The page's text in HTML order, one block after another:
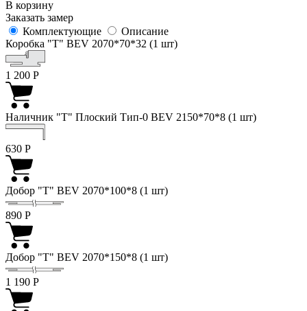
В корзину
Заказать замер
Комплектующие
Описание
Коробка "Т" BEV 2070*70*32 (1 шт)
1 200 Р
Наличник "Т" Плоский Тип-0 BEV 2150*70*8 (1 шт)
630 Р
Добор "Т" BEV 2070*100*8 (1 шт)
890 Р
Добор "Т" BEV 2070*150*8 (1 шт)
1 190 Р